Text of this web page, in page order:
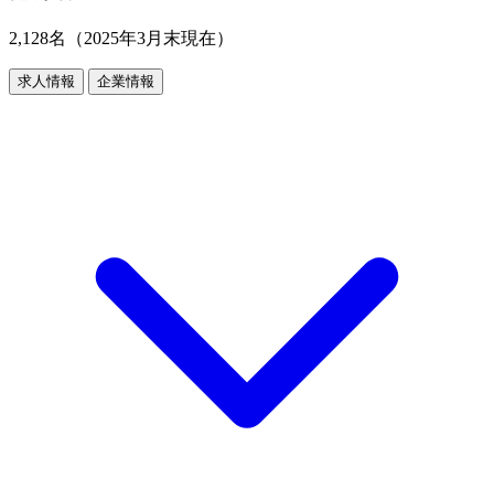
2,128名（2025年3月末現在）
求人情報 企業情報